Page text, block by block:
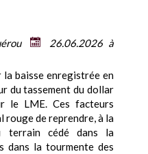
26.06.2026 à
baisse enregistrée en
du tassement du dollar
le LME. Ces facteurs
de reprendre, à la
terrain cédé dans la
dans la tourmente des